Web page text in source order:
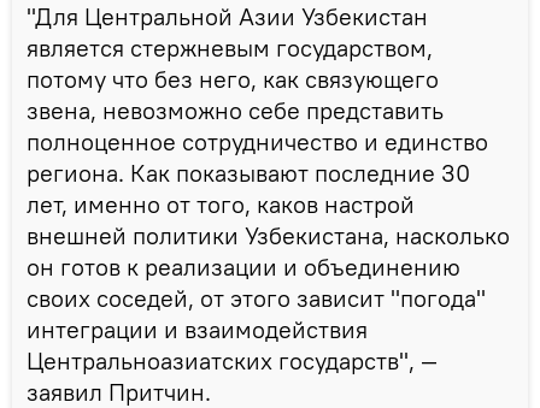
"Для Центральной Азии Узбекистан
является стержневым государством,
потому что без него, как связующего
звена, невозможно себе представить
полноценное сотрудничество и единство
региона. Как показывают последние 30
лет, именно от того, каков настрой
внешней политики Узбекистана, насколько
он готов к реализации и объединению
своих соседей, от этого зависит "погода"
интеграции и взаимодействия
Центральноазиатских государств", —
заявил Притчин.